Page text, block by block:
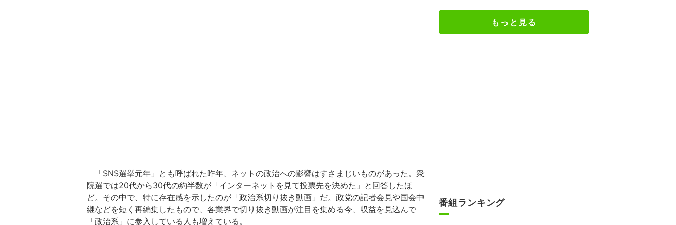
「SNS選挙元年」とも呼ばれた昨年、ネットの政治への影響はすさまじいものがあった。衆
院選では20代から30代の約半数が「インターネットを見て投票先を決めた」と回答したほ
ど。その中で、特に存在感を示したのが「政治系切り抜き動画 」だ。政党の記者会見や国会中
継などを短く再編集したもので、各業界で切り抜き動画が注目を集める今、収益を見込んで
「政治系」に参入している人も増えている。
もっと見る
番組ランキング